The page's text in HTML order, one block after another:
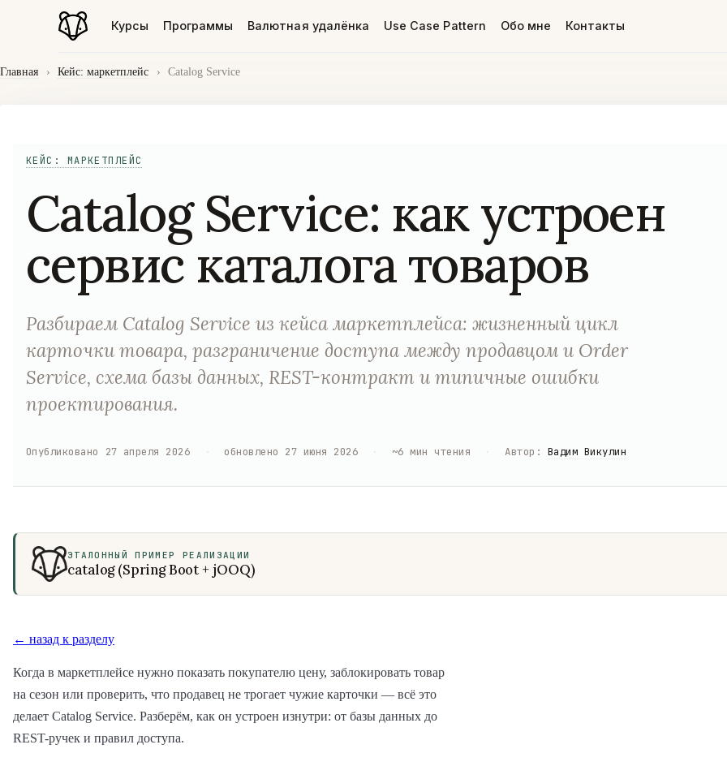
Курсы Программы Валютная удалёнка Use Case Pattern Обо мне Контакты
Главная › Кейс: маркетплейс › Catalog Service
КЕЙС: МАРКЕТПЛЕЙС
Catalog Service: как устроен
сервис каталога товаров
Разбираем Catalog Service из кейса маркетплейса: жизненный цикл
карточки товара, разграничение доступа между продавцом и Order
Service, схема базы данных, REST-контракт и типичные ошибки
проектирования.
Опубликовано 27 апреля 2026 обновлено 27 июня 2026 ~6 мин чтения Автор : Вадим Викулин
ЭТАЛОННЫЙ ПРИМЕР РЕАЛИЗАЦИИ
catalog (Spring Boot + jOOQ)
← назад к разделу
Когда в маркетплейсе нужно показать покупателю цену, заблокировать товар
на сезон или проверить, что продавец не трогает чужие карточки — всё это
делает Catalog Service. Разберём, как он устроен изнутри: от базы данных до
REST-ручек и правил доступа.